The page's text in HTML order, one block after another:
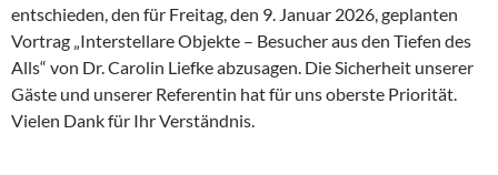
entschieden, den für Freitag, den 9. Januar 2026, geplanten
Vortrag „Interstellare Objekte – Besucher aus den Tiefen des
Alls“ von Dr. Carolin Liefke abzusagen. Die Sicherheit unserer
Gäste und unserer Referentin hat für uns oberste Priorität.
Vielen Dank für Ihr Verständnis.